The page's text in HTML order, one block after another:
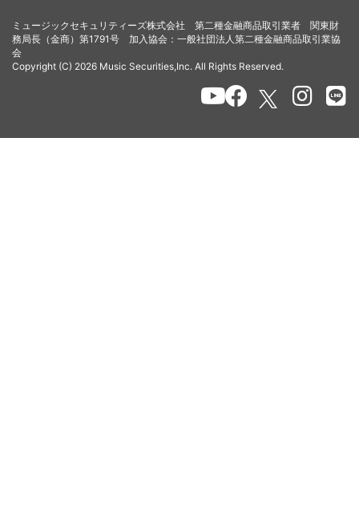
ミュージックセキュリティーズ株式会社 第二種金融商品取引業者 関東財
務局長（金商）第1791号 加入協会：一般社団法人第二種金融商品取引業協
会
Copyright (C) 2026 Music Securities,Inc. All Rights Reserved.